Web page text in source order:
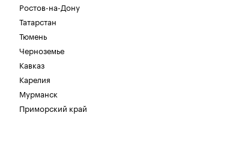
Ростов-на-Дону
Татарстан
Тюмень
Черноземье
Кавказ
Карелия
Мурманск
Приморский край